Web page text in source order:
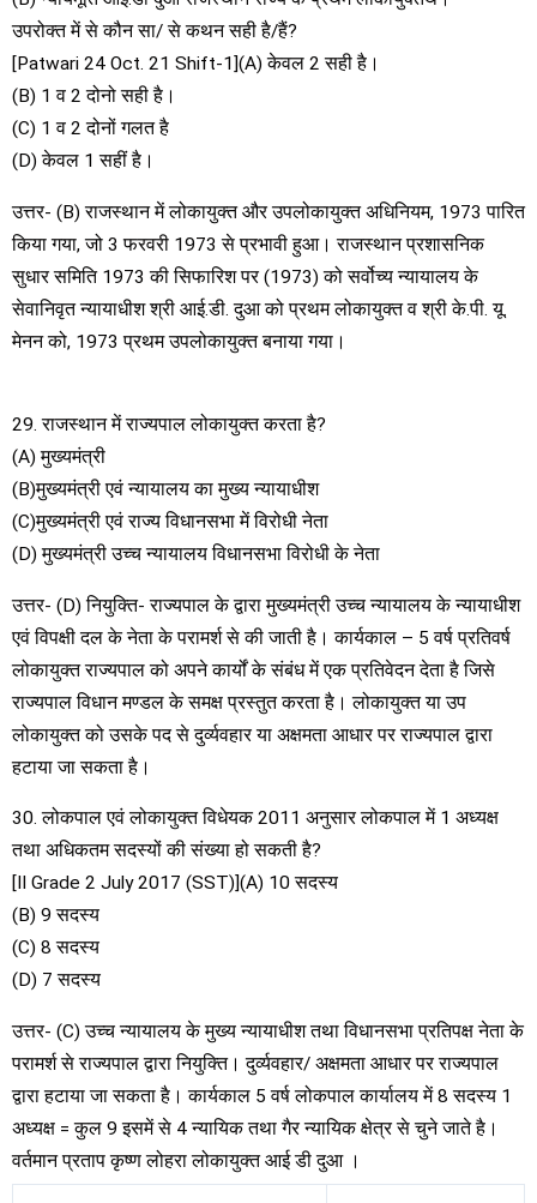
उपरोक्त में से कौन सा/ से कथन सही है/हैं?
[Patwari 24 Oct. 21 Shift-1](A) केवल 2 सही है।
(B) 1 व 2 दोनो सही है।
(C) 1 व 2 दोनों गलत है
(D) केवल 1 सहीं है।
उत्तर- (B) राजस्थान में लोकायुक्त और उपलोकायुक्त अधिनियम, 1973 पारित
किया गया, जो 3 फरवरी 1973 से प्रभावी हुआ। राजस्थान प्रशासनिक
सुधार समिति 1973 की सिफारिश पर (1973) को सर्वोच्य न्यायालय के
सेवानिवृत न्यायाधीश श्री आई.डी. दुआ को प्रथम लोकायुक्त व श्री के.पी. यू.
मेनन को, 1973 प्रथम उपलोकायुक्त बनाया गया।
29. राजस्थान में राज्यपाल लोकायुक्त करता है?
(A) मुख्यमंत्री
(B)मुख्यमंत्री एवं न्यायालय का मुख्य न्यायाधीश
(C)मुख्यमंत्री एवं राज्य विधानसभा में विरोधी नेता
(D) मुख्यमंत्री उच्च न्यायालय विधानसभा विरोधी के नेता
उत्तर- (D) नियुक्ति- राज्यपाल के द्वारा मुख्यमंत्री उच्च न्यायालय के न्यायाधीश
एवं विपक्षी दल के नेता के परामर्श से की जाती है। कार्यकाल – 5 वर्ष प्रतिवर्ष
लोकायुक्त राज्यपाल को अपने कार्यों के संबंध में एक प्रतिवेदन देता है जिसे
राज्यपाल विधान मण्डल के समक्ष प्रस्तुत करता है। लोकायुक्त या उप
लोकायुक्त को उसके पद से दुर्व्यवहार या अक्षमता आधार पर राज्यपाल द्वारा
हटाया जा सकता है।
30. लोकपाल एवं लोकायुक्त विधेयक 2011 अनुसार लोकपाल में 1 अध्यक्ष
तथा अधिकतम सदस्यों की संख्या हो सकती है?
[II Grade 2 July 2017 (SST)](A) 10 सदस्य
(B) 9 सदस्य
(C) 8 सदस्य
(D) 7 सदस्य
उत्तर- (C) उच्च न्यायालय के मुख्य न्यायाधीश तथा विधानसभा प्रतिपक्ष नेता के
परामर्श से राज्यपाल द्वारा नियुक्ति। दुर्व्यवहार/ अक्षमता आधार पर राज्यपाल
द्वारा हटाया जा सकता है। कार्यकाल 5 वर्ष लोकपाल कार्यालय में 8 सदस्य 1
अध्यक्ष = कुल 9 इसमें से 4 न्यायिक तथा गैर न्यायिक क्षेत्र से चुने जाते है।
वर्तमान प्रताप कृष्ण लोहरा लोकायुक्त आई डी दुआ ।